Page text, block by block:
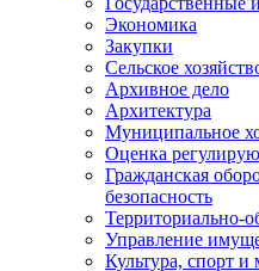
Экономика
Закупки
Сельское
Архивное дело
Архитектура
Муниципальное
Оценка
Гражданская
безопасность
Территориально-
Управление
Культура, спорт